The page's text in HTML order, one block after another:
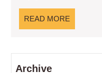
Sekejap!
READ MORE
MORE
Archive